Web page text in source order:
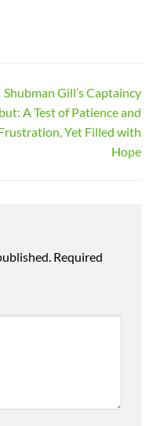
Shubman Gill’s Captaincy
A Test of Patience and
Yet Filled with
Hope
Required